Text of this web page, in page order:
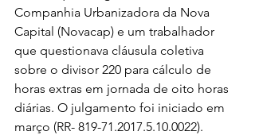
Companhia Urbanizadora da Nova
Capital (Novacap) e um trabalhador
que questionava cláusula coletiva
sobre o divisor 220 para cálculo de
horas extras em jornada de oito horas
diárias. O julgamento foi iniciado em
março (RR- 819-71.2017.5.10.0022).